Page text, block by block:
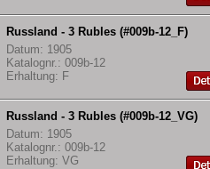
Russland - 3 Rubles (#009b-12_F)
Datum: 1905
Katalognr.: 009b-12
Erhaltung: F
Russland - 3 Rubles (#009b-12_VG)
Datum: 1905
Katalognr.: 009b-12
Erhaltung: VG